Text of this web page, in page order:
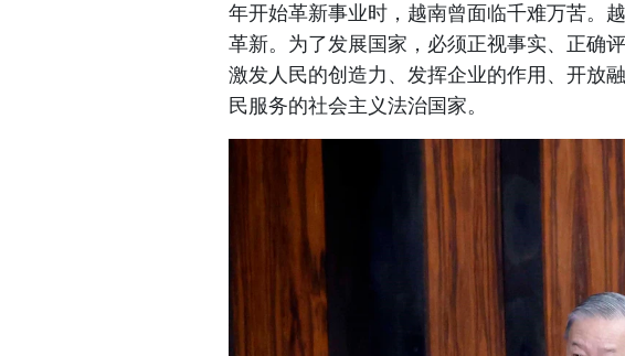
年开始革新事业时，越南曾面临千难万苦。
革新。为了发展国家，必须正视事实、正确
激发人民的创造力、发挥企业的作用、开放
民服务的社会主义法治国家。